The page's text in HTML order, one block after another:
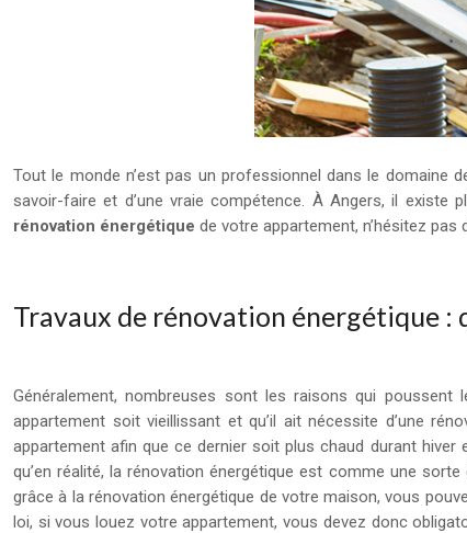
Tout le monde n’est pas un professionnel dans le domaine
savoir-faire et d’une vraie compétence. À Angers, il
rénovation énergétique de votre appartement, n’hésitez
Travaux de rénovation énergétique :
Généralement, nombreuses sont les raisons qui
appartement soit vieillissant et qu’il ait nécessite d’une
appartement afin que ce dernier soit plus chaud durant
qu’en réalité, la rénovation énergétique est comme une sorte
grâce à la rénovation énergétique de votre maison, vous
loi, si vous louez votre appartement, vous devez donc